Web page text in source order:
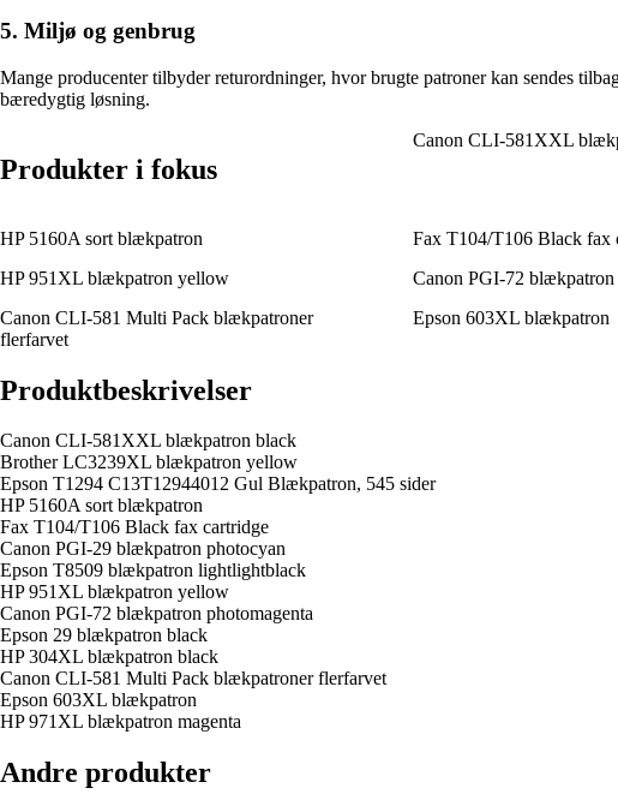
5. Miljø og genbrug
Mange producenter tilbyder returordninger, hvor brugte patroner kan sendes
bæredygtig løsning.
Produkter i fokus
Canon CLI-581XXL
HP 5160A sort blækpatron Fax T104/T106 Black fax
HP 951XL blækpatron yellow
Canon PGI-72 blækpatron
Canon CLI-581 Multi Pack blækpatroner
flerfarvet
Epson 603XL blækpatron
Produktbeskrivelser
Canon CLI-581XXL blækpatron black
Brother LC3239XL blækpatron yellow
Epson T1294 C13T12944012 Gul Blækpatron, 545 sider
HP 5160A sort blækpatron
Fax T104/T106 Black fax cartridge
Canon PGI-29 blækpatron photocyan
Epson T8509 blækpatron lightlightblack
HP 951XL blækpatron yellow
Canon PGI-72 blækpatron photomagenta
Epson 29 blækpatron black
HP 304XL blækpatron black
Canon CLI-581 Multi Pack blækpatroner flerfarvet
Epson 603XL blækpatron
HP 971XL blækpatron magenta
Andre produkter